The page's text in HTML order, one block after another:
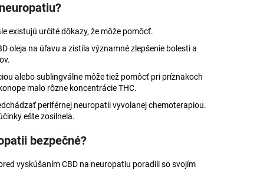
existujú určité dôkazy, že môže pomôcť.
oleja na úľavu a zistila významné zlepšenie bolesti a
alebo sublingválne môže tiež pomôcť pri príznakoch
malo rôzne koncentrácie THC.
periférnej neuropatii vyvolanej chemoterapiou.
ešte zosilnela.
bezpečné?
vyskúšaním CBD na neuropatiu poradili so svojím